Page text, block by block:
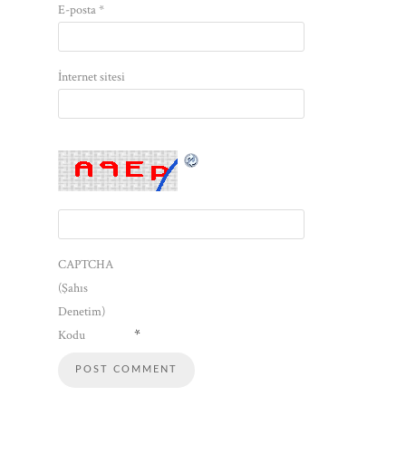
E-posta*
İnternet sitesi
CAPTCHA
(Şahıs
Denetim)
Kodu
*